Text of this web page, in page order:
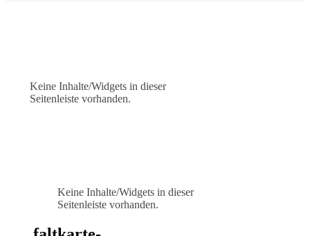
Keine Inhalte/Widgets in dieser
Seitenleiste vorhanden.
Keine Inhalte/Widgets in dieser
Seitenleiste vorhanden.